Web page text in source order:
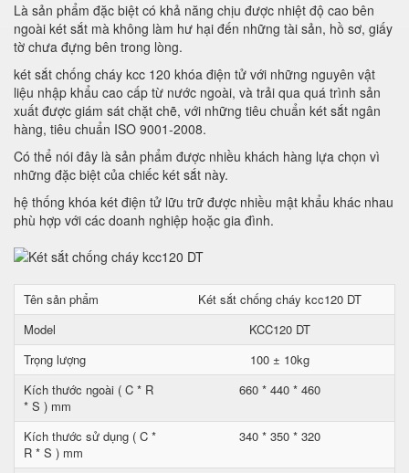
Là sản phẩm đặc biệt có khả năng chịu được nhiệt độ cao bên
ngoài két sắt mà không làm hư hại đến những tài sản, hồ sơ, giấy
tờ chưa đựng bên trong lòng.
két sắt chống cháy kcc 120 khóa điện tử với những nguyên vật
liệu nhập khẩu cao cấp từ nước ngoài, và trải qua quá trình sản
xuất được giám sát chặt chẽ, với những tiêu chuẩn két sắt ngân
hàng, tiêu chuẩn ISO 9001-2008.
Có thể nói đây là sản phẩm được nhiều khách hàng lựa chọn vì
những đặc biệt của chiếc két sắt này.
hệ thống khóa két điện tử lữu trữ được nhiều mật khẩu khác nhau
phù hợp với các doanh nghiệp hoặc gia đình.
Tên sản phẩm
Két sắt chống cháy kcc120 DT
Model
KCC120 DT
Trọng lượng
100 ± 10kg
Kích thước ngoài ( C * R
* S ) mm
660 * 440 * 460
Kích thước sử dụng ( C *
R * S ) mm
340 * 350 * 320